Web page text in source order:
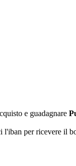
e guadagnare
per ricevere il